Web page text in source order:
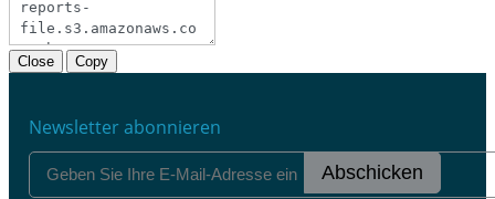
Close Copy
Newsletter abonnieren
Abschicken